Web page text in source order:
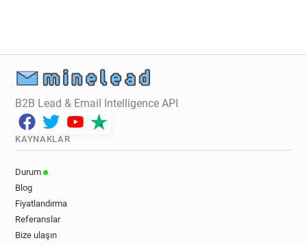
B2B Lead & Email Intelligence API
KAYNAKLAR
Durum
Blog
Fiyatlandırma
Referanslar
Bize ulaşın